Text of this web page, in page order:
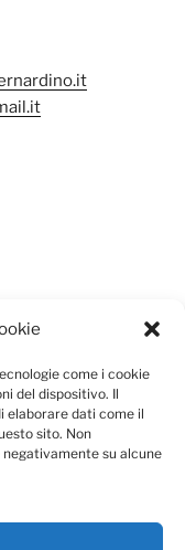
come i cookie
del dispositivo. Il
elaborare dati come il
sito. Non
su alcune